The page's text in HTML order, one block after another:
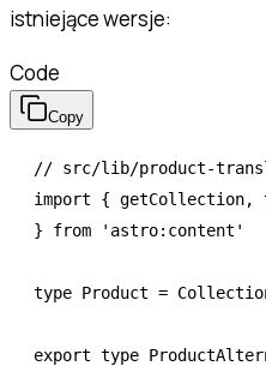
istniejące wersje:
Code
Copy
// src/lib/product-
import { getCollection,
} from 'astro:content'
type Product =
export type